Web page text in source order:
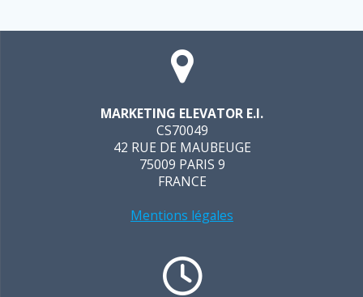
MARKETING ELEVATOR E.I.
CS70049
42 RUE DE MAUBEUGE
75009 PARIS 9
FRANCE
Mentions légales